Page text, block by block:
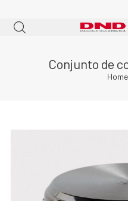
Conjunto de